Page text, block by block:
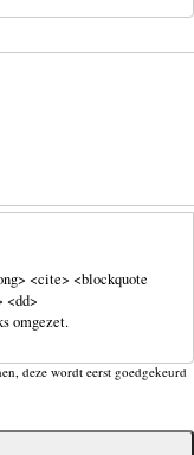
<cite> <blockquote
<dd>
omgezet.
deze wordt eerst goedgekeurd